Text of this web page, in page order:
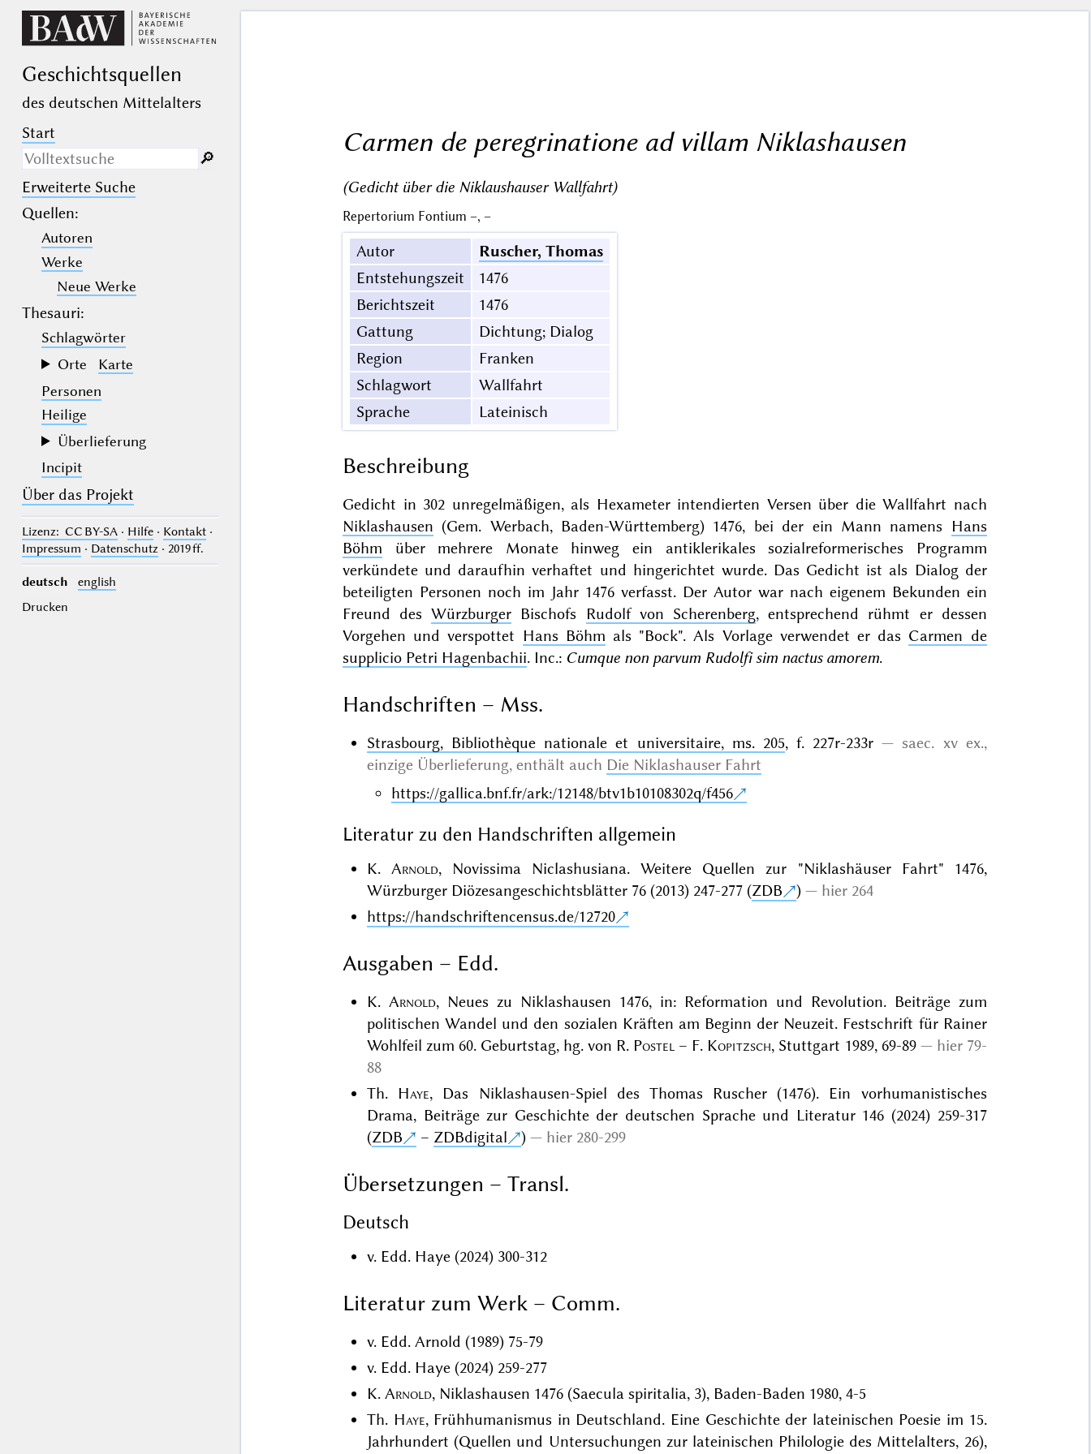
Geschichts­quellen
des deutschen Mittelalters
Start
Nur in Beschreibungs­texten
suchen
(der Unterstrich) ist Platzhalter für
genau ein Zeichen.
(das Prozentzeichen) ist Platzhalter
für kein, ein oder mehr als ein
Zeichen.
🔎︎
Erweiterte Suche
Quellen:
Autoren
Werke
Neue Werke
Thesauri:
Schlagwörter
Orte
Karte
Personen
Heilige
Überlieferung
Incipit
Über das Projekt
Lizenz: CC BY-SA· Hilfe· Kontakt·
Impressum · Datenschutz· 2019 ff.
deutsch
english
Drucken
Carmen de peregrinatione ad villam Niklashausen
(Gedicht über die Niklaushauser Wallfahrt)
Repertorium Fontium –, –
Autor
Ruscher, Thomas
Entstehungszeit
1476
Berichtszeit
1476
Gattung
Dichtung; Dialog
Region
Franken
Schlagwort
Wallfahrt
Sprache
Lateinisch
Beschreibung
Gedicht in 302 unregelmäßigen, als Hexameter intendierten Versen über die Wallfahrt nach
Niklashausen (Gem. Werbach, Baden-Württemberg) 1476, bei der ein Mann namens
Hans
Böhm über mehrere Monate hinweg ein antiklerikales sozialreformerisches Programm
verkündete und daraufhin verhaftet und hingerichtet wurde. Das Gedicht ist als Dialog der
beteiligten Personen noch im Jahr 1476 verfasst. Der Autor war nach eigenem Bekunden ein
Freund desWürzburger Bischofs Rudolf von Scherenberg, entsprechend rühmt er dessen
Vorgehen und verspottet Hans Böhm als "Bock". Als Vorlage verwendet er das Carmen de
supplicio Petri Hagenbachii. Inc.: Cumque non parvum Rudolfi sim nactus amorem.
Handschriften – Mss.
Strasbourg, Bibliothèque nationale et universitaire, ms. 205, f. 227r-233r
saec. xv ex.,
einzige Überlieferung, enthält auch Die Niklashauser Fahrt
https://gallica.bnf.fr/ark:/12148/btv1b10108302q/f456
Literatur zu den Handschriften allgemein
K.Arnold, Novissima Niclashusiana. Weitere Quellen zur "Niklashäuser Fahrt" 1476,
Würzburger Diözesangeschichtsblätter 76 (2013) 247-277 (ZDB )
hier 264
https://handschriftencensus.de/12720
Ausgaben – Edd.
K. Arnold, Neues zu Niklashausen 1476, in: Reformation und Revolution. Beiträge zum
politischen Wandel und den sozialen Kräften am Beginn der Neuzeit. Festschrift für Rainer
Wohlfeil zum 60. Geburtstag, hg. von R. Postel – F. Kopitzsch, Stuttgart 1989, 69-89
hier 79-
88
Th. Haye, Das Niklashausen-Spiel des Thomas Ruscher (1476). Ein vorhumanistisches
Drama, Beiträge zur Geschichte der deutschen Sprache und Literatur 146 (2024) 259-317
(ZDB – ZDBdigital ) hier 280-299
Übersetzungen – Transl.
Deutsch
v. Edd. Haye (2024) 300-312
Literatur zum Werk – Comm.
v. Edd. Arnold (1989) 75-79
v. Edd. Haye (2024) 259-277
K. Arnold, Niklashausen 1476 (Saecula spiritalia, 3), Baden-Baden 1980, 4-5
Th. Haye, Frühhumanismus in Deutschland. Eine Geschichte der lateinischen Poesie im 15.
Jahrhundert (Quellen und Untersuchungen zur lateinischen Philologie des Mittelalters, 26),